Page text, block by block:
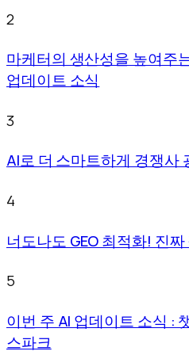
2
마케터의 생산성을 높여주
업데이트 소식
3
AI로 더 스마트하게 경쟁사
4
너도나도 GEO 최적화! 진
5
이번 주 AI 업데이트 소식 :
스파크